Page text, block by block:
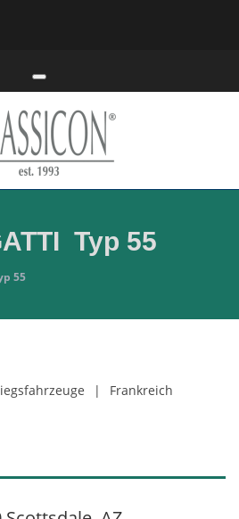
Toggle navigation
Typ 55
55
| Frankreich